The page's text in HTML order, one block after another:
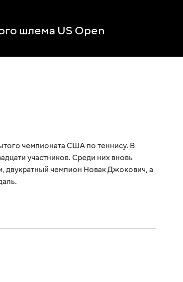
шлема US Open
чемпионата США по теннису. В
участников. Среди них вновь
двукратный чемпион Новак Джокович, а